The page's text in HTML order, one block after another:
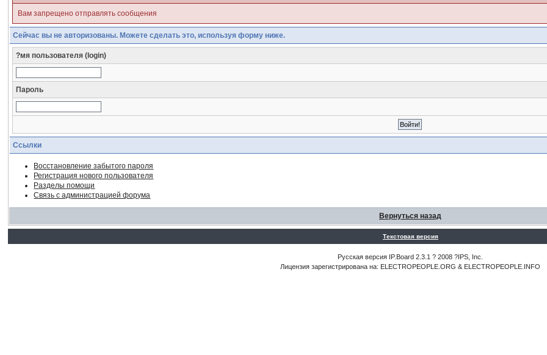
Вам запрещено отправлять сообщения
Сейчас вы не авторизованы. Можете сделать это, используя форму ниже.
?мя пользователя (login)
Пароль
Ссылки
Восстановление забытого пароля
Регистрация нового пользователя
Разделы помощи
Связь с администрацией форума
Вернуться назад
Текстовая версия
Русская версия IP.Board 2.3.1 ? 2008 ?IPS, Inc.
Лицензия зарегистрирована на: ELECTROPEOPLE.ORG & ELECTROPEOPLE.INFO